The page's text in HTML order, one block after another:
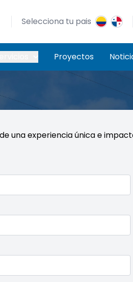
Selecciona tu pais
Proyectos
una experiencia única e